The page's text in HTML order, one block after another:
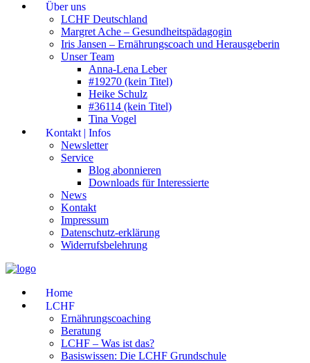
Über uns
LCHF Deutschland
Margret Ache – Gesundheitspädagogin
Iris Jansen – Ernährungscoach und Herausgeberin
Unser Team
Anna-Lena Leber
#19270 (kein Titel)
Heike Schulz
#36114 (kein Titel)
Tina Vogel
Kontakt | Infos
Newsletter
Service
Blog abonnieren
Downloads für Interessierte
News
Kontakt
Impressum
Datenschutz-erklärung
Widerrufsbelehrung
Home
LCHF
Ernährungscoaching
Beratung
LCHF – Was ist das?
Basiswissen: Die LCHF Grundschule